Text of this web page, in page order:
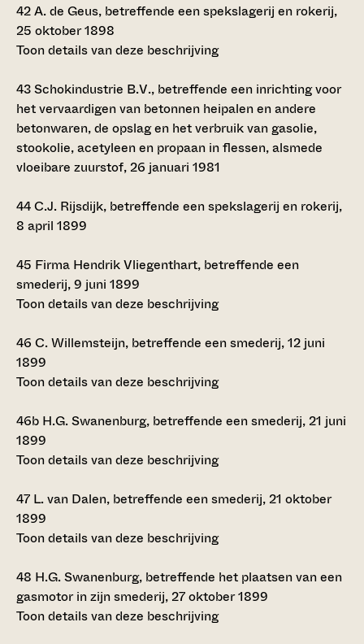
42A. de Geus, betreffende een spekslagerij en rokerij,
25 oktober 1898
Toon details van deze beschrijving
43Schokindustrie B.V., betreffende een inrichting voor
het vervaardigen van betonnen heipalen en andere
betonwaren, de opslag en het verbruik van gasolie,
stookolie, acetyleen en propaan in flessen, alsmede
vloeibare zuurstof, 26 januari 1981
44C.J. Rijsdijk, betreffende een spekslagerij en rokerij,
8 april 1899
45 Firma Hendrik Vliegenthart, betreffende een
smederij, 9 juni 1899
Toon details van deze beschrijving
46 C. Willemsteijn, betreffende een smederij, 12 juni
1899
Toon details van deze beschrijving
46b H.G. Swanenburg, betreffende een smederij, 21 juni
1899
Toon details van deze beschrijving
47 L. van Dalen, betreffende een smederij, 21 oktober
1899
Toon details van deze beschrijving
48 H.G. Swanenburg, betreffende het plaatsen van een
gasmotor in zijn smederij, 27 oktober 1899
Toon details van deze beschrijving